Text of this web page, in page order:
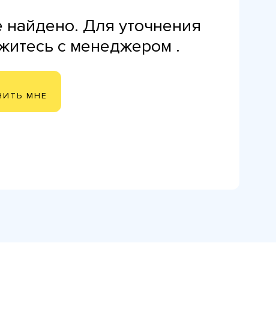
Для уточнения
с менеджером .
МНЕ